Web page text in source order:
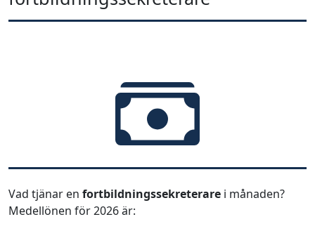
Vad tjänar en fortbildningssekreterare i månaden?
Medellönen för 2026 är: